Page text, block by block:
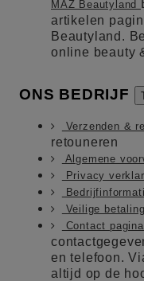
MAZ Beautyland
artikelen
Beautyland.
online beauty
ONS BEDRIJF
Verzenden &
retouneren
Algemene
Privacy
Veilige betaling
Contact
en telefoon.
altijd op de